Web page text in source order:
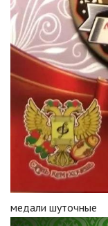
медали шуточные